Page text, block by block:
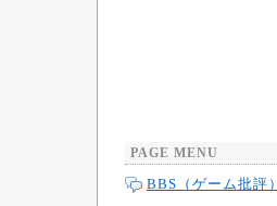
PAGE MENU
BBS（ゲーム批評）